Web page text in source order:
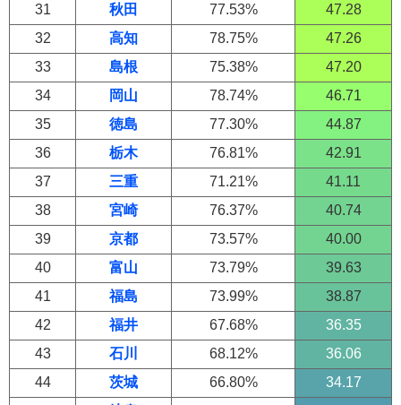
31
秋田 77.53%
47.28
32
高知 78.75%
47.26
33
島根 75.38%
47.20
34
岡山 78.74%
46.71
35
徳島 77.30%
44.87
36
栃木 76.81%
42.91
37
三重 71.21%
41.11
38
宮崎 76.37%
40.74
39
京都 73.57%
40.00
40
富山 73.79%
39.63
41
福島 73.99%
38.87
42
福井 67.68%
36.35
43
石川 68.12%
36.06
44
茨城 66.80%
34.17